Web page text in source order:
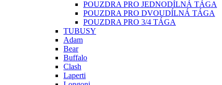
POUZDRA PRO JEDNODÍLNÁ TÁGA
POUZDRA PRO DVOUDÍLNÁ TÁGA
POUZDRA PRO 3/4 TÁGA
TUBUSY
Adam
Bear
Buffalo
Clash
Laperti